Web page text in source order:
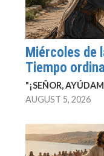
Miércoles de
Tiempo
"¡SEÑOR,
AUGUST 5, 2026